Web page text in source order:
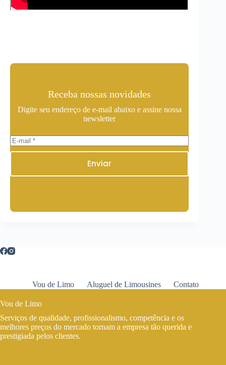
Receba nossas novidades
Digite seu endereço de e-mail abaixo e assine nossa
newsletter
Enviar
Vou de Limo Aluguel de Limousines Contato
Vou de Limo
Serviços de qualidade, profissionalismo, competência e os
melhores preços do mercado tornam a empresa tão querida e
prestigiada pelos clientes.